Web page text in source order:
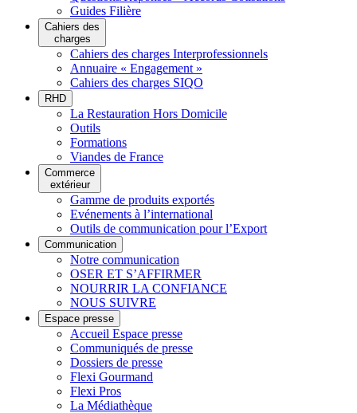
Guides Filière
Cahiers des
charges
Cahiers des charges Interprofessionnels
Annuaire « Engagement »
Cahiers des charges SIQO
RHD
La Restauration Hors Domicile
Outils
Formations
Viandes de France
Commerce
extérieur
Gamme de produits exportés
Evénements à l’international
Outils de communication pour l’Export
Communication
Notre communication
OSER ET S’AFFIRMER
NOURRIR LA CONFIANCE
NOUS SUIVRE
Espace presse
Accueil Espace presse
Communiqués de presse
Dossiers de presse
Flexi Gourmand
Flexi Pros
La Médiathèque